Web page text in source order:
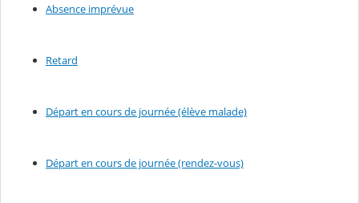
Absence imprévue
Retard
Départ en cours de journée (élève malade)
Départ en cours de journée (rendez-vous)